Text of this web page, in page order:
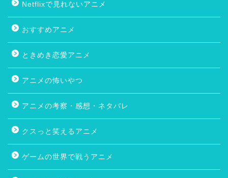
Netflixで見れないアニメ
おすすめアニメ
ときめき恋愛アニメ
アニメの怖いやつ
アニメの考察・感想・ネタバレ
クスっと笑えるアニメ
ゲームの世界で戦うアニメ